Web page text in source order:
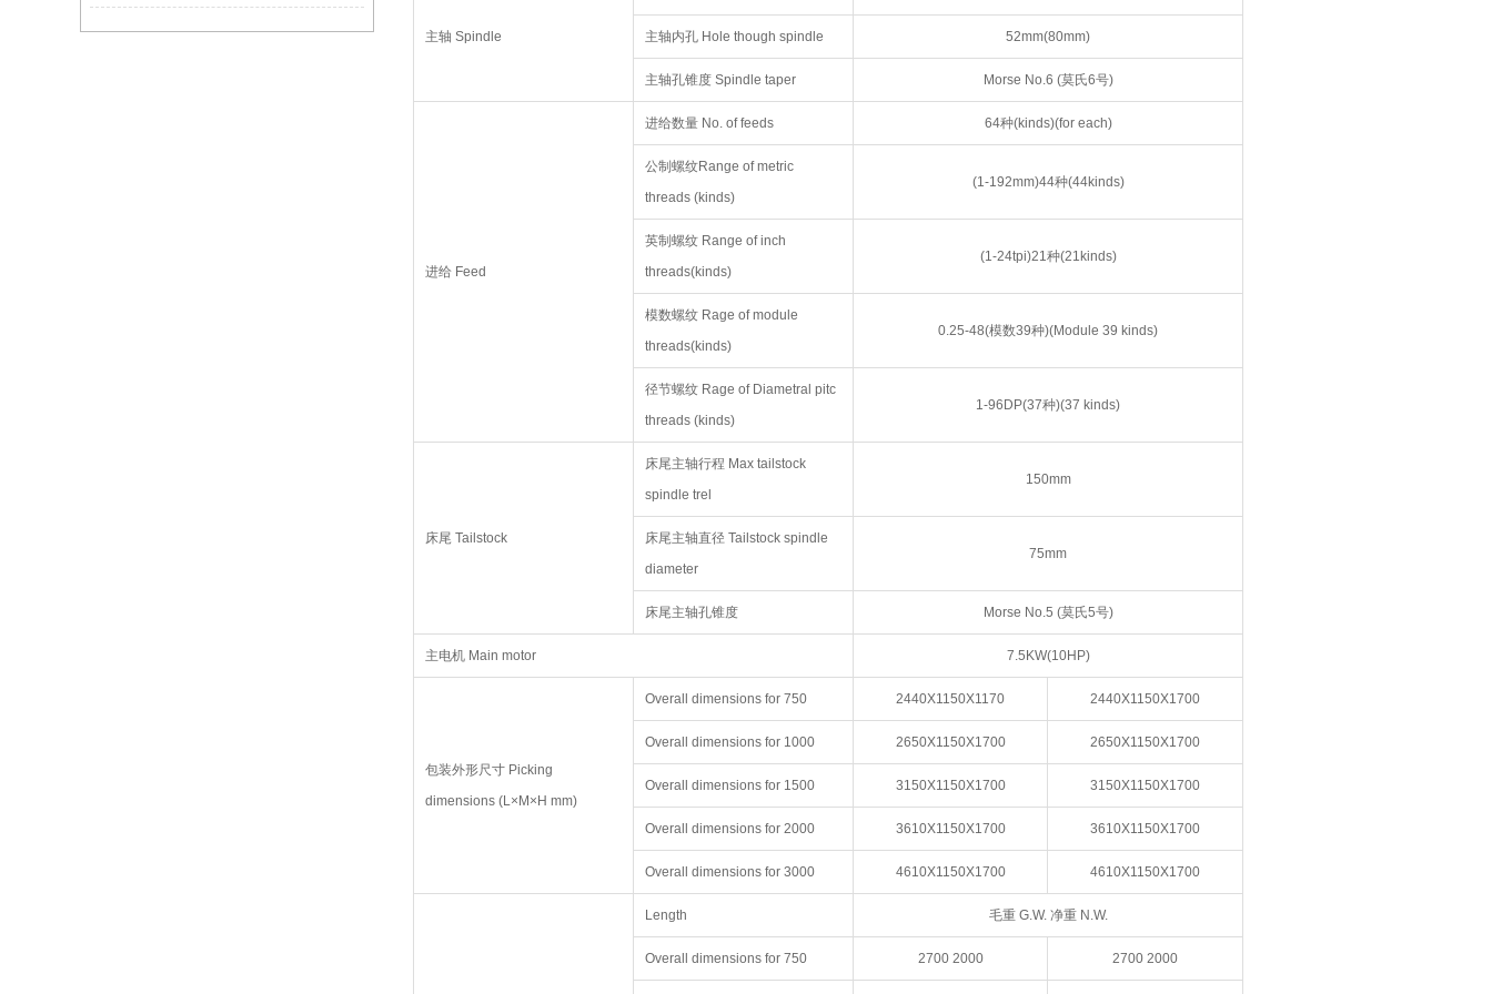
主轴 Spindle 主轴内孔 Hole though spindle 52mm(80mm)
主轴孔锥度 Spindle taper Morse No.6 (莫氏6号)
进给 Feed
进给数量 No. of feeds 64种(kinds)(for each)
公制螺纹Range of metric
threads (kinds)
(1-192mm)44种(44kinds)
英制螺纹 Range of inch
threads(kinds)
(1-24tpi)21种(21kinds)
模数螺纹 Rage of module
threads(kinds)
0.25-48(模数39种)(Module 39 kinds)
径节螺纹 Rage of Diametral pitc
threads (kinds)
1-96DP(37种)(37 kinds)
床尾 Tailstock
床尾主轴行程 Max tailstock
spindle trel
150mm
床尾主轴直径 Tailstock spindle
diameter
75mm
床尾主轴孔锥度 Morse No.5 (莫氏5号)
主电机 Main motor 7.5KW(10HP)
包装外形尺寸 Picking
dimensions (L×M×H mm)
Overall dimensions for 750 2440X1150X1170 2440X1150X1700
Overall dimensions for 1000 2650X1150X1700 2650X1150X1700
Overall dimensions for 1500 3150X1150X1700 3150X1150X1700
Overall dimensions for 2000 3610X1150X1700 3610X1150X1700
Overall dimensions for 3000 4610X1150X1700 4610X1150X1700
Length 毛重 G.W. 净重 N.W.
Overall dimensions for 750 2700 2000 2700 2000